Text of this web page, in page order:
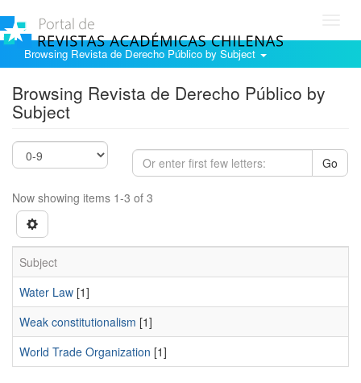
Browsing Revista de Derecho Público by Subject
Browsing Revista de Derecho Público by
Subject
Go
Now showing items 1-3 of 3
Subject
Water Law [1]
Weak constitutionalism [1]
World Trade Organization [1]